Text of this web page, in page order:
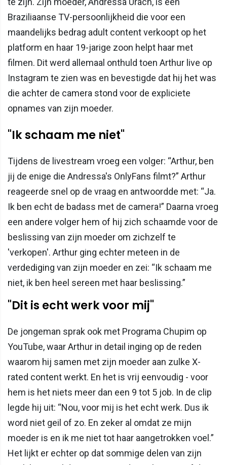
Braziliaanse TV-persoonlijkheid die voor een
maandelijks bedrag adult content verkoopt op het
platform en haar 19-jarige zoon helpt haar met
filmen. Dit werd allemaal onthuld toen Arthur live op
Instagram te zien was en bevestigde dat hij het was
die achter de camera stond voor de expliciete
opnames van zijn moeder.
"Ik schaam me niet"
Tijdens de livestream vroeg een volger: “Arthur, ben
jij de enige die Andressa's OnlyFans filmt?” Arthur
reageerde snel op de vraag en antwoordde met: “Ja.
Ik ben echt de badass met de camera!” Daarna vroeg
een andere volger hem of hij zich schaamde voor de
beslissing van zijn moeder om zichzelf te
'verkopen'. Arthur ging echter meteen in de
verdediging van zijn moeder en zei: “Ik schaam me
niet, ik ben heel sereen met haar beslissing.”
"Dit is echt werk voor mij"
De jongeman sprak ook met Programa Chupim op
YouTube, waar Arthur in detail inging op de reden
waarom hij samen met zijn moeder aan zulke X-
rated content werkt. En het is vrij eenvoudig - voor
hem is het niets meer dan een 9 tot 5 job. In de clip
legde hij uit: “Nou, voor mij is het echt werk. Dus ik
word niet geil of zo. En zeker al omdat ze mijn
moeder is en ik me niet tot haar aangetrokken voel.”
Het lijkt er echter op dat sommige delen van zijn